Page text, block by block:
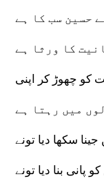
حسین سب کا ہے
کا ورثا ہے
کو چھوڑ کر اپنی
میں رہتا ہے
سکھا دیا تونے
پانی بنا دیا تونے